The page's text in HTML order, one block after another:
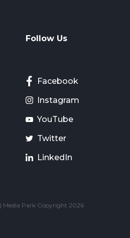
Follow Us
Facebook
Instagram
YouTube
Twitter
LinkedIn
| Media Park Copyright 2026